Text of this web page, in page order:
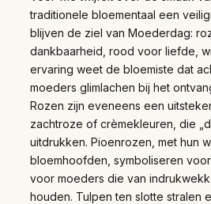
traditionele bloementaal een
blijven de ziel van Moederdag:
dankbaarheid, rood voor liefde,
ervaring weet de bloemiste dat
moeders glimlachen bij het
Rozen zijn eveneens een
zachtroze of crèmekleuren, die
uitdrukken. Pioenrozen, met hun
bloemhoofden, symboliseren
voor moeders die van
houden. Tulpen ten slotte stralen